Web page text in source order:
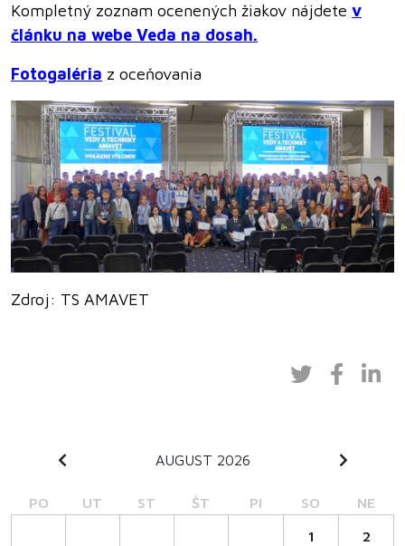
Kompletný zoznam ocenených žiakov nájdete v
článku na webe Veda na dosah.
Fotogaléria z oceňovania
Zdroj: TS AMAVET
AUGUST 2026
PO UT ST ŠT PI SO NE
1 2